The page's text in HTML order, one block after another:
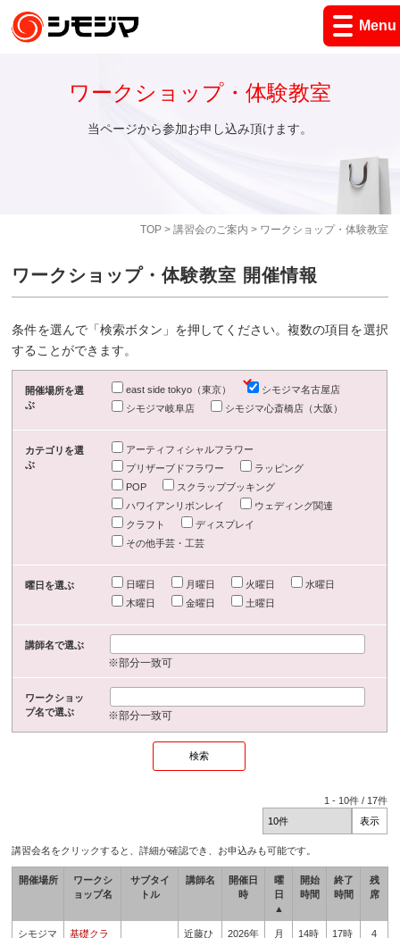
Menu
TOP> 講習会のご案内 > ワークショップ・体験教室
ワークショップ・体験教室
当ページから参加お申し込み頂けます。
ワークショップ・体験教室 開催情報
条件を選んで「検索ボタン」を押してください。複数の項目を選択
することができます。
開催場所を選
ぶ
east side tokyo（東京）
シモジマ名古屋店
シモジマ岐阜店
シモジマ心斎橋店（大阪）
カテゴリを選
ぶ
アーティフィシャルフラワー
プリザーブドフラワー
ラッピング
POP
スクラップブッキング
ハワイアンリボンレイ
ウェディング関連
クラフト
ディスプレイ
その他手芸・工芸
曜日を選ぶ 日曜日 月曜日 火曜日
水曜日
木曜日
金曜日 土曜日
講師名で選ぶ
※部分一致可
ワークショッ
プ名で選ぶ
※部分一致可
1 - 10件 / 17件
講習会名をクリックすると、詳細が確認でき、お申込みも可能です。
開催場所
ワークシ
ョップ名
サブタイ
トル
講師名
開催日
時
曜
日
▲
開始
時間
終了
時間
残
席
シモジマ
基礎クラ
近藤ひ
2026年
月
14時
17時
4